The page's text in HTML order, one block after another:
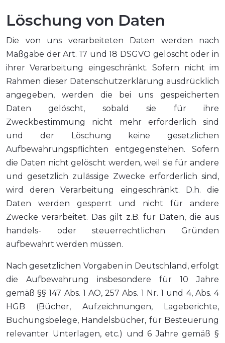
Löschung von Daten
Die von uns verarbeiteten Daten werden nach
Maßgabe der Art. 17 und 18 DSGVO gelöscht oder in
ihrer Verarbeitung eingeschränkt. Sofern nicht im
Rahmen dieser Datenschutzerklärung ausdrücklich
angegeben, werden die bei uns gespeicherten
Daten gelöscht, sobald sie für ihre
Zweckbestimmung nicht mehr erforderlich sind
und der Löschung keine gesetzlichen
Aufbewahrungspflichten entgegenstehen. Sofern
die Daten nicht gelöscht werden, weil sie für andere
und gesetzlich zulässige Zwecke erforderlich sind,
wird deren Verarbeitung eingeschränkt. D.h. die
Daten werden gesperrt und nicht für andere
Zwecke verarbeitet. Das gilt z.B. für Daten, die aus
handels- oder steuerrechtlichen Gründen
aufbewahrt werden müssen.
Nach gesetzlichen Vorgaben in Deutschland, erfolgt
die Aufbewahrung insbesondere für 10 Jahre
gemäß §§ 147 Abs. 1 AO, 257 Abs. 1 Nr. 1 und 4, Abs. 4
HGB (Bücher, Aufzeichnungen, Lageberichte,
Buchungsbelege, Handelsbücher, für Besteuerung
relevanter Unterlagen, etc.) und 6 Jahre gemäß §